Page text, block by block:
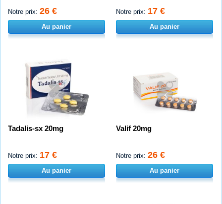
Notre prix: 26 €
Au panier
Notre prix: 17 €
Au panier
Tadalis-sx 20mg
Notre prix: 17 €
Au panier
Valif 20mg
Notre prix: 26 €
Au panier